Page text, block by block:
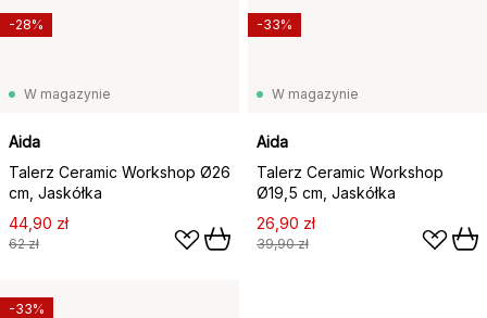
W magazynie
Aida
Talerz Ceramic Workshop Ø26
cm, Jaskółka
44,90 zł
62 zł
-28%
W magazynie
Aida
Talerz Ceramic Workshop
Ø19,5 cm, Jaskółka
26,90 zł
39,90 zł
-33%
-33%